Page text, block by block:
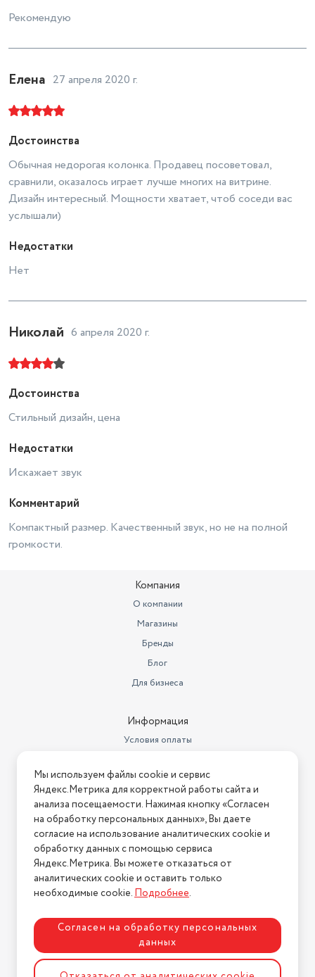
Рекомендую
Елена 27 апреля 2020 г.
Достоинства
Обычная недорогая колонка. Продавец посоветовал,
сравнили, оказалось играет лучше многих на витрине.
Дизайн интересный. Мощности хватает, чтоб соседи вас
услышали)
Недостатки
Нет
Николай 6 апреля 2020 г.
Достоинства
Стильный дизайн, цена
Недостатки
Искажает звук
Комментарий
Компактный размер. Качественный звук, но не на полной
громкости.
Компания
О компании
Магазины
Бренды
Блог
Для бизнеса
Информация
Условия оплаты
Условия возврата
Нашли ошибку на сайте? Напишите нам
2026 © Интернет-магазин "АстМаркет". У нас есть всё!
Политика конфиденциальности
Разработка сайтаASTDESIGN
Мы используем файлы cookie и сервис
Яндекс.Метрика для корректной работы сайта и
анализа посещаемости. Нажимая кнопку «Согласен
на обработку персональных данных», Вы даете
согласие на использование аналитических cookie и
обработку данных с помощью сервиса
Яндекс.Метрика. Вы можете отказаться от
аналитических cookie и оставить только
необходимые cookie.Подробнее.
Согласен на обработку персональных
данных